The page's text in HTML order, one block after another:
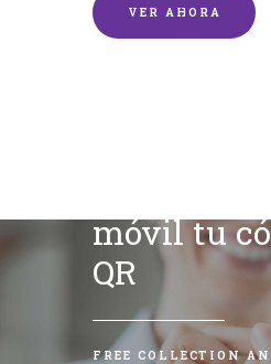
VER AHORA
móvil tu
QR
FREE COLLECTION